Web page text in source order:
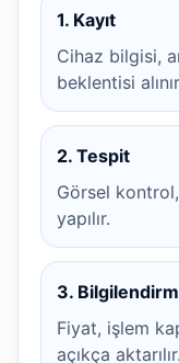
1. Kayıt
Cihaz bilgisi,
beklentisi
2. Tespit
Görsel
yapılır.
3.
Fiyat, işlem
açıkça aktarılır.